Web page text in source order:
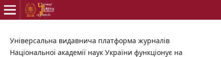
Універсальна видавнича платформа журналів
Національної академії наук України функціонує на